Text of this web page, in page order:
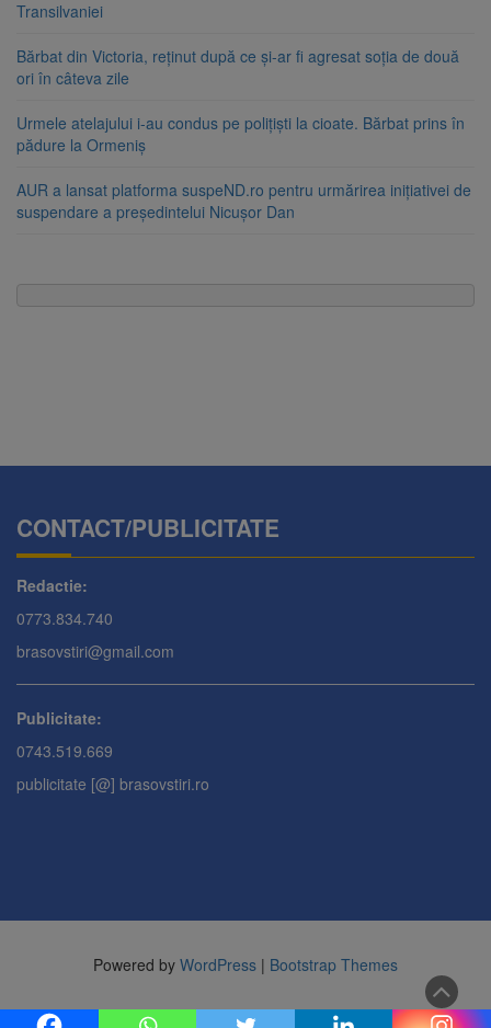
Transilvaniei
Bărbat din Victoria, reținut după ce și-ar fi agresat soția de două
ori în câteva zile
Urmele atelajului i-au condus pe polițiști la cioate. Bărbat prins în
pădure la Ormeniș
AUR a lansat platforma suspeND.ro pentru urmărirea inițiativei de
suspendare a președintelui Nicușor Dan
CONTACT/PUBLICITATE
Redactie:
0773.834.740
brasovstiri@gmail.com
Publicitate:
0743.519.669
publicitate [@] brasovstiri.ro
Powered by WordPress | Bootstrap Themes